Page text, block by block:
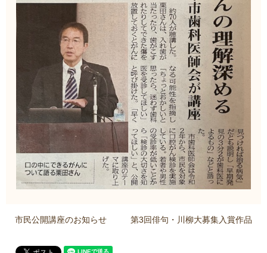
市民公開講座のお知らせ 第3回俳句・川柳大募集入賞作品